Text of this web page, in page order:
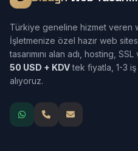
Türkiye geneline hizmet veren
İşletmenize özel hazır web
tasarımını alan adı, hosting,
50 USD + KDVtek fiyatla, 1-3
alıyoruz.